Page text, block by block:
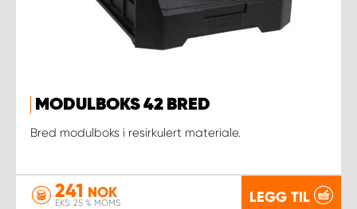
MODULBOKS 42 BRED
Bred modulboks i resirkulert materiale.
241 NOK
EKS. 25 % MOMS LEGG TIL